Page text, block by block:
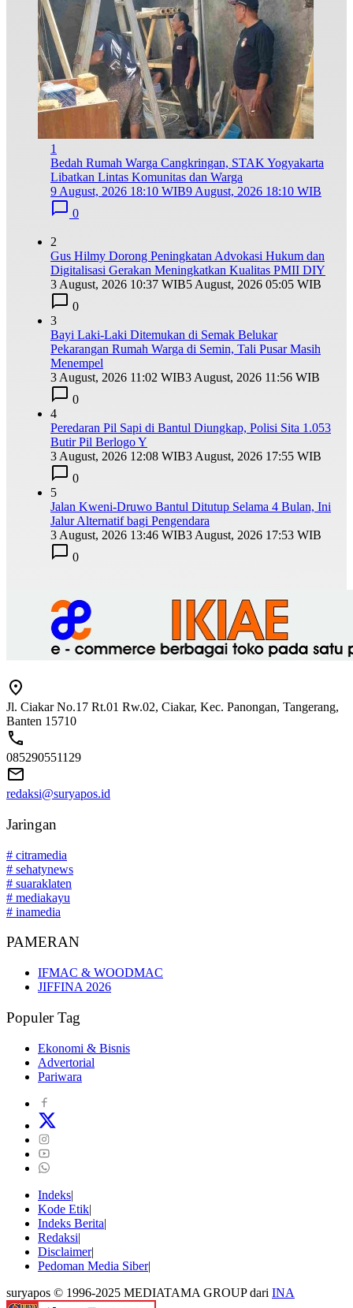
1
Bedah Rumah Warga Cangkringan, STAK Yogyakarta
Libatkan Lintas Komunitas dan Warga
9 August, 2026 18:10 WIB9 August, 2026 18:10 WIB
0
2
Gus Hilmy Dorong Peningkatan Advokasi Hukum dan
Digitalisasi Gerakan Meningkatkan Kualitas PMII DIY
3 August, 2026 10:37 WIB5 August, 2026 05:05 WIB
0
3
Bayi Laki-Laki Ditemukan di Semak Belukar
Pekarangan Rumah Warga di Semin, Tali Pusar Masih
Menempel
3 August, 2026 11:02 WIB3 August, 2026 11:56 WIB
0
4
Peredaran Pil Sapi di Bantul Diungkap, Polisi Sita 1.053
Butir Pil Berlogo Y
3 August, 2026 12:08 WIB3 August, 2026 17:55 WIB
0
5
Jalan Kweni-Druwo Bantul Ditutup Selama 4 Bulan, Ini
Jalur Alternatif bagi Pengendara
3 August, 2026 13:46 WIB3 August, 2026 17:53 WIB
0
Jl. Ciakar No.17 Rt.01 Rw.02, Ciakar, Kec. Panongan, Tangerang,
Banten 15710
085290551129
redaksi@suryapos.id
Jaringan
# citramedia
# sehatynews
# suaraklaten
# mediakayu
# inamedia
PAMERAN
IFMAC & WOODMAC
JIFFINA 2026
Populer Tag
Ekonomi & Bisnis
Advertorial
Pariwara
Indeks
Kode Etik
Indeks Berita
Redaksi
Disclaimer
Pedoman Media Siber
suryapos © 1996-2025 MEDIATAMA GROUP dari INA